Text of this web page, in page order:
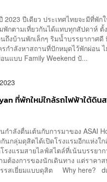
2023 ปีเดียว ประเทศไทยจะมีที่พัก
พักตามเที่ยวกันได้แทบทุกสัปดาห์
ถึงบ้านพักเล็กๆ ริมน้ำบรรยากาศดี
กำลังหาสถานที่ปักหมุดไว้พักผ่อน ไ
นแบบ Family Weekend ปั...
ที่พักใหม่ใกล้รถไฟฟ้าใต้ดิน
ำลังตื่นเต้นกับการมาของ ASAI
กันกลุ่มดุสิตได้เปิดโรงแรมอีกแห่งใ
รงแรมสายไลฟ์สไตล์ที่เน้นบรรยา
ต้องการของนักเดินทาง แต่ราคาส
รสเยี่ยมแบบดุสิต Why here?